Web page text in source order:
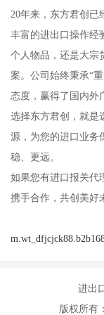
20年来，东方君创
丰富的进出口操作经
个人物品，还是大宗
案。公司始终秉承“
态度，赢得了国内外
选择东方君创，就是
源，为您的进口业务
稳、更远。
如果您有进口报关代
携手合作，共创美好
进出
版权所有